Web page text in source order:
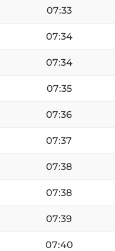
07:33
07:34
07:34
07:35
07:36
07:37
07:38
07:38
07:39
07:40